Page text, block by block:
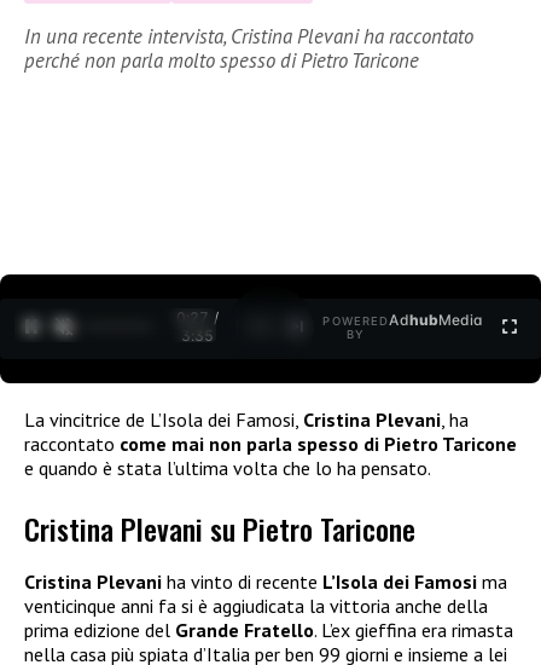
In una recente intervista, Cristina Plevani ha raccontato
perché non parla molto spesso di Pietro Taricone
0:28 /
3:35
POWERED
BY
AdhubMedia
La vincitrice de L’Isola dei Famosi, Cristina Plevani , ha
raccontato come mai non parla spesso di Pietro Taricone
e quando è stata l’ultima volta che lo ha pensato.
Cristina Plevani su Pietro Taricone
Cristina Plevani ha vinto di recente L’Isola dei Famosi ma
venticinque anni fa si è aggiudicata la vittoria anche della
prima edizione del Grande Fratello. L’ex gieffina era rimasta
nella casa più spiata d’Italia per ben 99 giorni e insieme a lei